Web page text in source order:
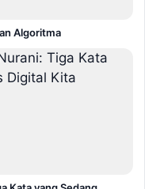
Algoritma